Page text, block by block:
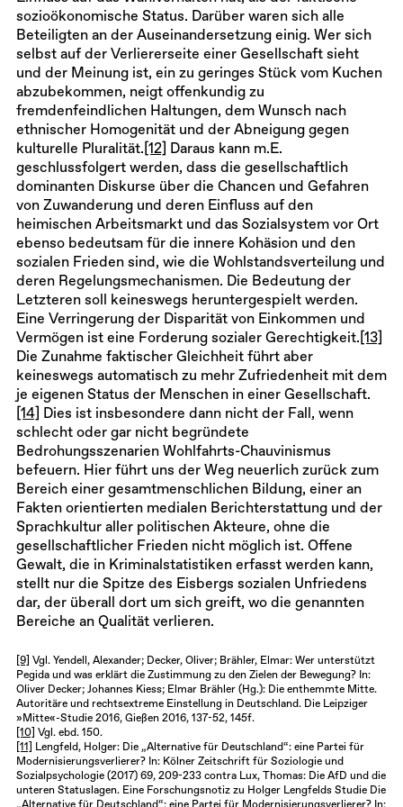
sozioökonomische Status. Darüber waren sich alle
Beteiligten an der Auseinandersetzung einig. Wer sich
selbst auf der Verliererseite einer Gesellschaft sieht
und der Meinung ist, ein zu geringes Stück vom Kuchen
abzubekommen, neigt offenkundig zu
fremdenfeindlichen Haltungen, dem Wunsch nach
ethnischer Homogenität und der Abneigung gegen
kulturelle Pluralität. [12]
Daraus kann m.E.
geschlussfolgert werden, dass die gesellschaftlich
dominanten Diskurse über die Chancen und Gefahren
von Zuwanderung und deren Einfluss auf den
heimischen Arbeitsmarkt und das Sozialsystem vor Ort
ebenso bedeutsam für die innere Kohäsion und den
sozialen Frieden sind, wie die Wohlstandsverteilung und
deren Regelungsmechanismen. Die Bedeutung der
Letzteren soll keineswegs heruntergespielt werden.
Eine Verringerung der Disparität von Einkommen und
Vermögen ist eine Forderung sozialer Gerechtigkeit. [13]
Die Zunahme faktischer Gleichheit führt aber
keineswegs automatisch zu mehr Zufriedenheit mit dem
je eigenen Status der Menschen in einer Gesellschaft.
[14]
Dies ist insbesondere dann nicht der Fall, wenn
schlecht oder gar nicht begründete
Bedrohungsszenarien Wohlfahrts-Chauvinismus
befeuern. Hier führt uns der Weg neuerlich zurück zum
Bereich einer gesamtmenschlichen Bildung, einer an
Fakten orientierten medialen Berichterstattung und der
Sprachkultur aller politischen Akteure, ohne die
gesellschaftlicher Frieden nicht möglich ist. Offene
Gewalt, die in Kriminalstatistiken erfasst werden kann,
stellt nur die Spitze des Eisbergs sozialen Unfriedens
dar, der überall dort um sich greift, wo die genannten
Bereiche an Qualität verlieren.
[9] Vgl. Yendell, Alexander; Decker, Oliver; Brähler, Elmar: Wer unterstützt
Pegida und was erklärt die Zustimmung zu den Zielen der Bewegung? In:
Oliver Decker; Johannes Kiess; Elmar Brähler (Hg.): Die enthemmte Mitte.
Autoritäre und rechtsextreme Einstellung in Deutschland. Die Leipziger
»Mitte«-Studie 2016, Gießen 2016, 137-52, 145f.
[10] Vgl. ebd. 150.
[11]
Lengfeld, Holger: Die „Alternative für Deutschland“: eine Partei für
Modernisierungsverlierer? In: Kölner Zeitschrift für Soziologie und
Sozialpsychologie (2017) 69, 209-233 contra Lux, Thomas: Die AfD und die
unteren Statuslagen. Eine Forschungsnotiz zu Holger Lengfelds Studie Die